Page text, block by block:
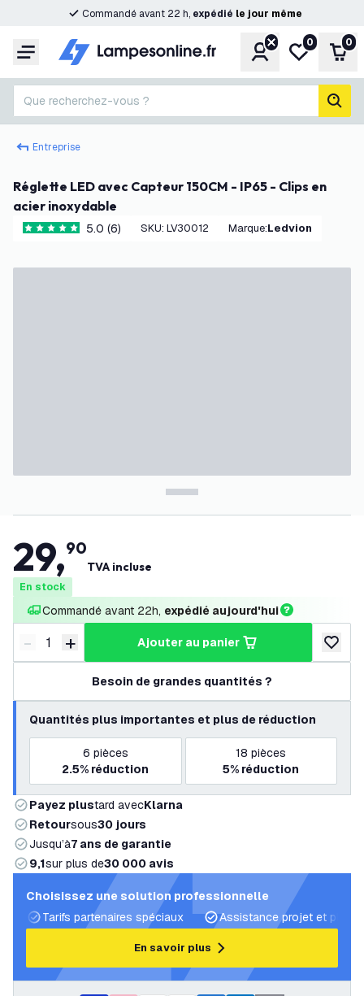
Commandé avant 22 h, expédié le jour même
Menu CompteMa liste de
0 0
Que recherchez-vous ?
Entreprise
Réglette LED avec Capteur 150CM - IP65 - Clips en
acier inoxydable
5 étoiles de notation
5.0 (6) SKU: LV30012 Marque: Ledvion
29,90
TVA incluse
En stock
Commandé avant 22h, expédié aujourd'hui
Diminuer la quantité
- Augmenter la quantité
+ ajouter au panier
Besoin de grandes quantités ?
Quantités plus importantes et plus de réduction
6 pièces
2.5% réduction
18 pièces
5% réduction
Payez plustard avecKlarna
Retoursous30 jours
Jusqu’à7 ans de garantie
9,1sur plus de30 000 avis
Choisissez une solution professionnelle
Tarifs partenaires spéciaux
Assistance projet et plans
En savoir plus